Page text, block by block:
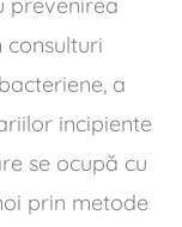
a
incipiente
se ocupă cu
prin metode